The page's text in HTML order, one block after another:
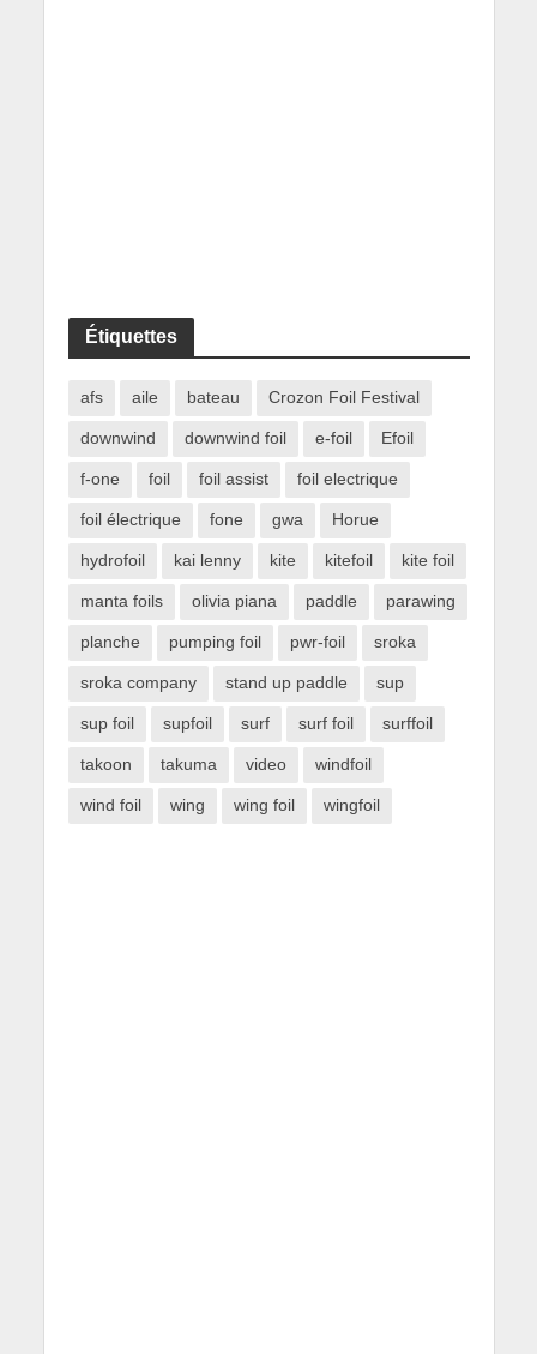
Étiquettes
afs aile bateau Crozon Foil Festival
downwind downwind foil e-foil Efoil
f-one foil foil assist foil electrique
foil électrique fone gwa Horue
hydrofoil kai lenny kite kitefoil kite foil
manta foils olivia piana paddle parawing
planche pumping foil pwr-foil sroka
sroka company stand up paddle sup
sup foil supfoil surf surf foil surffoil
takoon takuma video windfoil
wind foil wing wing foil wingfoil